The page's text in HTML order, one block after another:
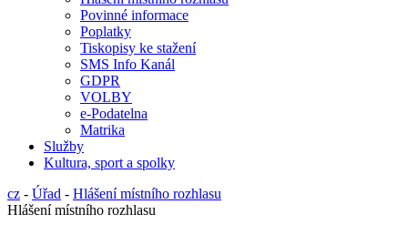
Povinné informace
Poplatky
Tiskopisy ke stažení
SMS Info Kanál
GDPR
VOLBY
e-Podatelna
Matrika
Služby
Kultura, sport a spolky
cz - Úřad - Hlášení místního rozhlasu
Hlášení místního rozhlasu